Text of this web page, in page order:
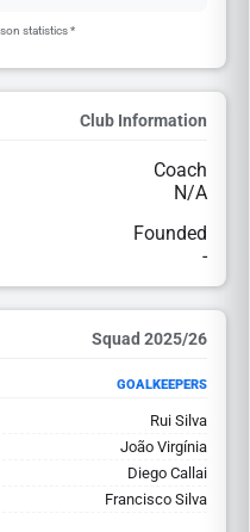
* Showing overall season statistics.
Club Information
Coach
N/A
Founded
-
2025/26 Squad
GOALKEEPERS
Rui Silva
João Virgínia
Diego Callai
Francisco Silva